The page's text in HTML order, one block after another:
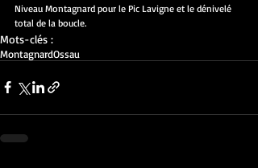
Niveau Montagnard pour le Pic Lavigne et le dénivelé
total de la boucle.
Mots-clés :
MontagnardOssau